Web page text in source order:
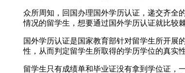
众所周知，回国办理国外学历认证，递交齐全
情况的留学生，想要通过国外学历认证就比较棘
国外学历认证是国家教育部针对留学生所开展
性，从而判定留学生所取得的学历学位的真实
留学生只有成绩单和毕业证没有拿到学位证，